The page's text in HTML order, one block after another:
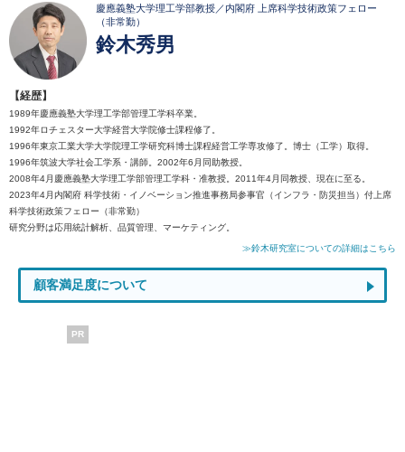
慶應義塾大学理工学部教授／内閣府 上席科学技術政策フェロー
（非常勤）
鈴木秀男
【経歴】
1989年慶應義塾大学理工学部管理工学科卒業。
1992年ロチェスター大学経営大学院修士課程修了。
1996年東京工業大学大学院理工学研究科博士課程経営工学専攻修了。博士（工学）取得。
1996年筑波大学社会工学系・講師。2002年6月同助教授。
2008年4月慶應義塾大学理工学部管理工学科・准教授。2011年4月同教授、現在に至る。
2023年4月内閣府 科学技術・イノベーション推進事務局参事官（インフラ・防災担当）付上席
科学技術政策フェロー（非常勤）
研究分野は応用統計解析、品質管理、マーケティング。
≫鈴木研究室についての詳細はこちら
顧客満足度について
PR